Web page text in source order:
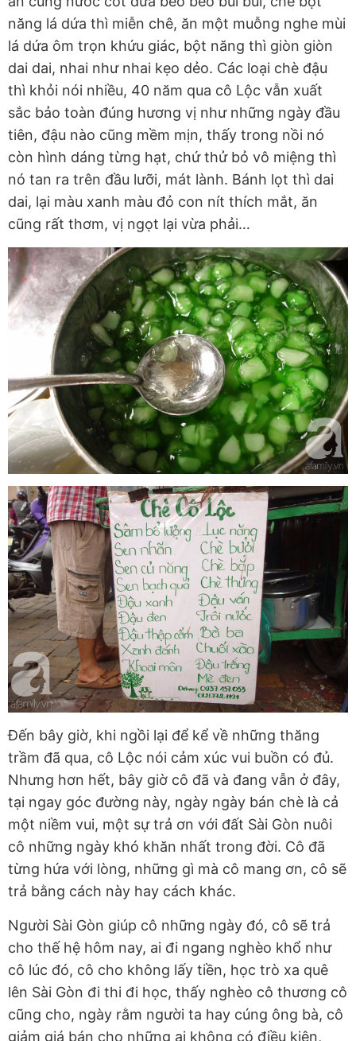
năng lá dứa thì miễn chê, ăn một muỗng nghe mùi
lá dứa ôm trọn khứu giác, bột năng thì giòn giòn
dai dai, nhai như nhai kẹo dẻo. Các loại chè đậu
thì khỏi nói nhiều, 40 năm qua cô Lộc vẫn xuất
sắc bảo toàn đúng hương vị như những ngày đầu
tiên, đậu nào cũng mềm mịn, thấy trong nồi nó
còn hình dáng từng hạt, chứ thử bỏ vô miệng thì
nó tan ra trên đầu lưỡi, mát lành. Bánh lọt thì dai
dai, lại màu xanh màu đỏ con nít thích mắt, ăn
cũng rất thơm, vị ngọt lại vừa phải…
Đến bây giờ, khi ngồi lại để kể về những thăng
trầm đã qua, cô Lộc nói cảm xúc vui buồn có đủ.
Nhưng hơn hết, bây giờ cô đã và đang vẫn ở đây,
tại ngay góc đường này, ngày ngày bán chè là cả
một niềm vui, một sự trả ơn với đất Sài Gòn nuôi
cô những ngày khó khăn nhất trong đời. Cô đã
từng hứa với lòng, những gì mà cô mang ơn, cô sẽ
trả bằng cách này hay cách khác.
Người Sài Gòn giúp cô những ngày đó, cô sẽ trả
cho thế hệ hôm nay, ai đi ngang nghèo khổ như
cô lúc đó, cô cho không lấy tiền, học trò xa quê
lên Sài Gòn đi thi đi học, thấy nghèo cô thương cô
cũng cho, ngày rằm người ta hay cúng ông bà, cô
giảm giá bán cho những ai không có điều kiện,